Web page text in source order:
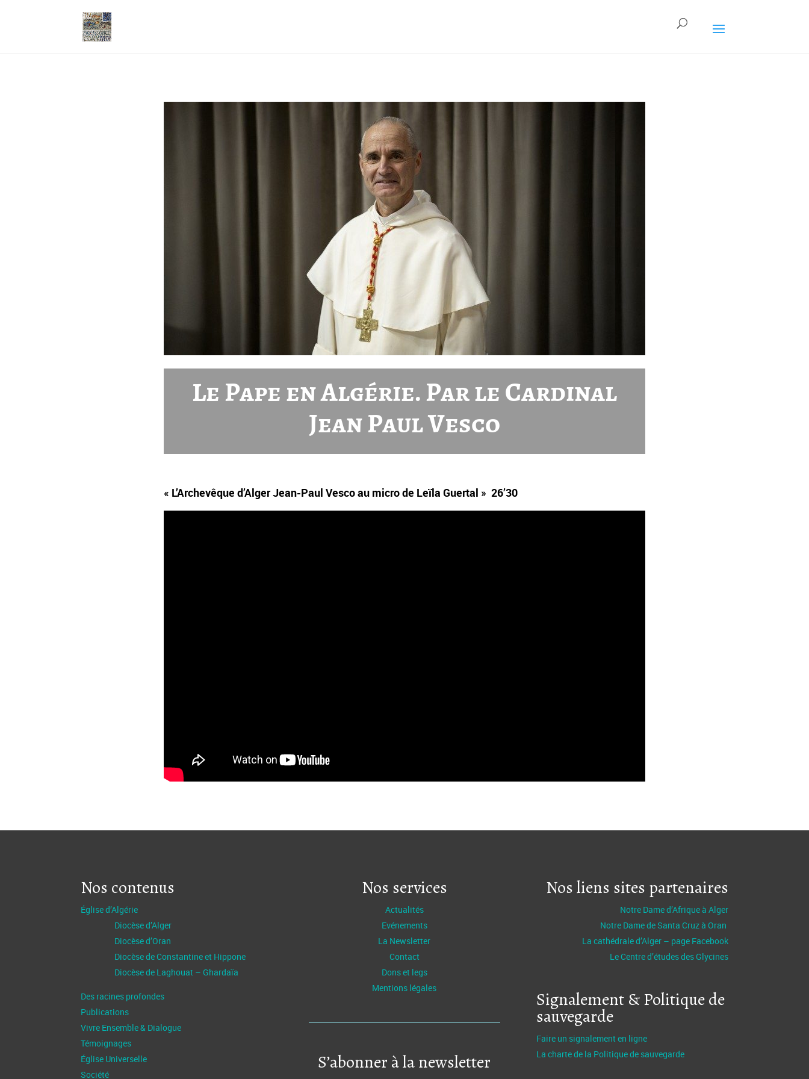
Le Pape en Algérie. Par le Cardinal
Jean Paul Vesco
« L’Archevêque d’Alger Jean-Paul Vesco au micro de Leïla Guertal » 26’30
Nos contenus
Église d’Algérie
Diocèse d’Alger
Diocèse d’Oran
Diocèse de Constantine et Hippone
Diocèse de Laghouat – Ghardaïa
Des racines profondes
Publications
Vivre Ensemble & Dialogue
Témoignages
Église Universelle
Société
Nos services
Actualités
Evénements
La Newsletter
Contact
Dons et legs
Mentions légales
S’abonner à la newsletter
Nos liens sites partenaires
Notre Dame d’Afrique à Alger
Notre Dame de Santa Cruz à Oran
La cathédrale d’Alger – page Facebook
Le Centre d’études des Glycines
Signalement & Politique de
sauvegarde
Faire un signalement en ligne
La charte de la Politique de sauvegarde